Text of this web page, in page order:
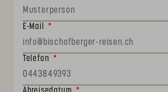
E-Mail
Telefon